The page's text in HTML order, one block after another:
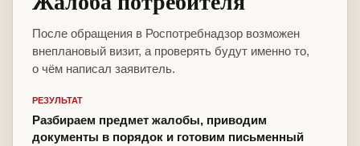
После обращения в Роспотребнадзор возможен
внеплановый визит, а проверять будут именно то,
о чём написал заявитель.
РЕЗУЛЬТАТ
Разбираем предмет жалобы, приводим
документы в порядок и готовим письменный